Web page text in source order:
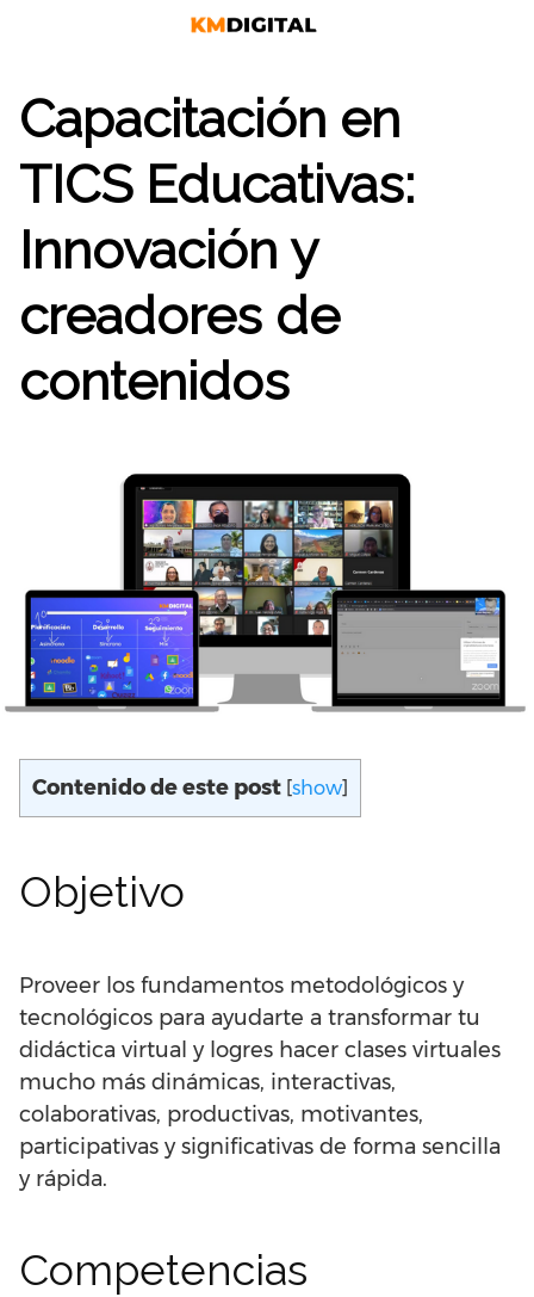
Capacitación en
TICS Educativas:
Innovación y
creadores de
contenidos
Contenido de este post [show]
Objetivo
Proveer los fundamentos metodológicos y
tecnológicos para ayudarte a transformar tu
didáctica virtual y logres hacer clases virtuales
mucho más dinámicas, interactivas,
colaborativas, productivas, motivantes,
participativas y significativas de forma sencilla
y rápida.
Competencias